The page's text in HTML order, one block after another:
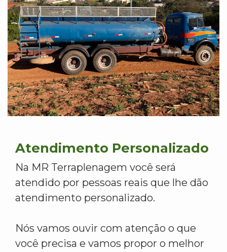
Atendimento Personalizado
Na MR Terraplenagem você será
atendido por pessoas reais que lhe dão
atendimento personalizado.
Nós vamos ouvir com atenção o que
você precisa e vamos propor o melhor